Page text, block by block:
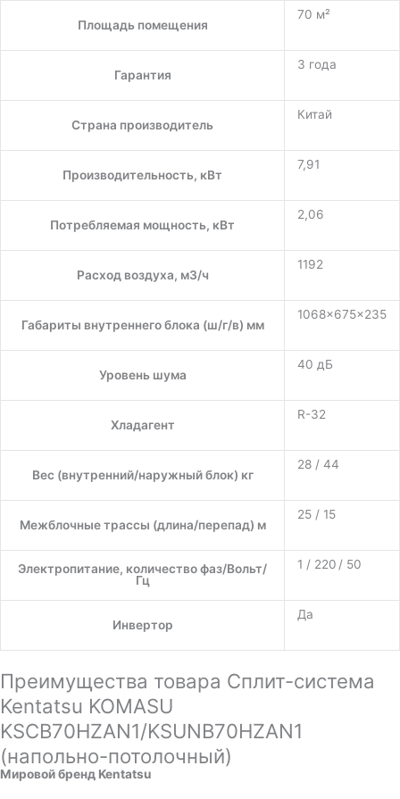
Площадь помещения
70 м²
Гарантия
3 года
Страна производитель
Китай
Производительность, кВт
7,91
Потребляемая мощность, кВт
2,06
Расход воздуха, м3/ч
1192
Габариты внутреннего блока (ш/г/в) мм
1068×675×235
Уровень шума
40 дБ
Хладагент
R-32
Вес (внутренний/наружный блок) кг
28 / 44
Межблочные трассы (длина/перепад) м
25 / 15
Электропитание, количество фаз/Вольт/
Гц
1 / 220 / 50
Инвертор
Да
Преимущества товара Сплит-система
Kentatsu KOMASU
KSCB70HZAN1/KSUNB70HZAN1
(напольно-потолочный)
Мировой бренд Kentatsu